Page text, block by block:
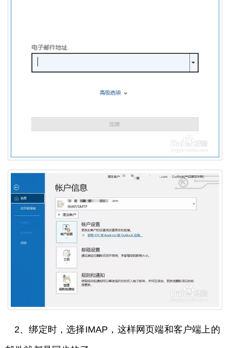
2、绑定时，选择IMAP，这样网页端和客户端上的